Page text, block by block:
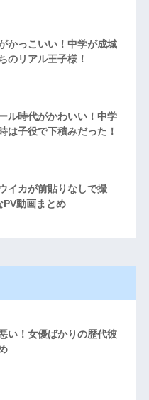
かっこいい！中学が成城
のリアル王子様！
ル時代がかわいい！中学
は子役で下積みだった！
イカが前貼りなしで撮
動画まとめ
い！女優ばかりの歴代彼